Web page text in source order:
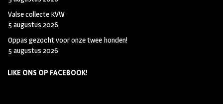
Valse collecte KVW
5 augustus 2026
Oppas gezocht voor onze twee honden!
5 augustus 2026
LIKE ONS OP FACEBOOK!